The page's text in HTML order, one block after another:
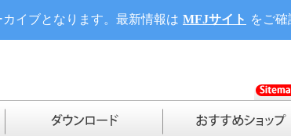
イブとなります。最新情報は MFJサイト をご